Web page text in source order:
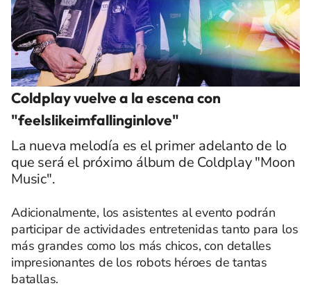
Coldplay vuelve a la escena con
"feelslikeimfallinginlove"
La nueva melodía es el primer adelanto de lo
que será el próximo álbum de Coldplay "Moon
Music".
Adicionalmente, los asistentes al evento podrán
participar de actividades entretenidas tanto para los
más grandes como los más chicos, con detalles
impresionantes de los robots héroes de tantas
batallas.